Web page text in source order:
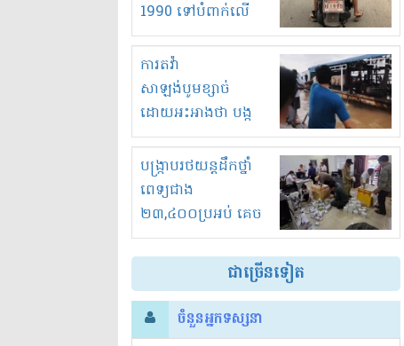
1990 ទៅបំពាក់លើ
ម៉ូតូរបស់ខ្លួន ដាកផ្លាក
រត់ឌុបហើយ
ការតវ៉ា
សាឡង់បូមខ្សាច់
ដោយអះអាងថា បង្ក
បាក់ច្រាំងទន្លេ និង
រំខានទាំងយប់ទាំងថ្ងៃ
បង្ក្រាបរថយន្តដឹកថ្នាំ
ពេទ្យជាង
២៣,៤០០ប្រអប់ គេច
ពន្ធនិងអត់ច្បាប់នាំ
ចូល!?
ជាច្រើនទៀត
ចំនួនអ្នកទស្សនា